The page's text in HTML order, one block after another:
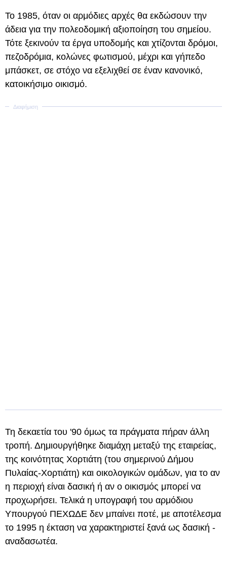
Το 1985, όταν οι αρμόδιες αρχές θα εκδώσουν την
άδεια για την πολεοδομική αξιοποίηση του σημείου.
Τότε ξεκινούν τα έργα υποδομής και χτίζονται δρόμοι,
πεζοδρόμια, κολώνες φωτισμού, μέχρι και γήπεδο
μπάσκετ, σε στόχο να εξελιχθεί σε έναν κανονικό,
κατοικήσιμο οικισμό.
Τη δεκαετία του '90 όμως τα πράγματα πήραν άλλη
τροπή. Δημιουργήθηκε διαμάχη μεταξύ της εταιρείας,
της κοινότητας Χορτιάτη (του σημερινού Δήμου
Πυλαίας-Χορτιάτη) και οικολογικών ομάδων, για το αν
η περιοχή είναι δασική ή αν ο οικισμός μπορεί να
προχωρήσει. Τελικά η υπογραφή του αρμόδιου
Υπουργού ΠΕΧΩΔΕ δεν μπαίνει ποτέ, με αποτέλεσμα
το 1995 η έκταση να χαρακτηριστεί ξανά ως δασική -
αναδασωτέα.